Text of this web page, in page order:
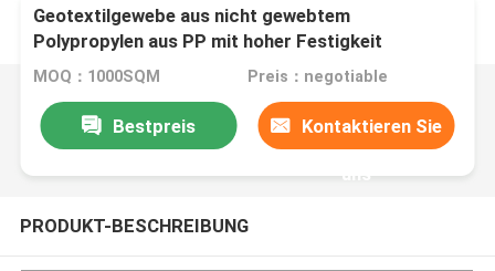
Geotextilgewebe aus nicht gewebtem
Polypropylen aus PP mit hoher Festigkeit
MOQ：1000SQM Preis：negotiable
Bestpreis Kontaktieren Sie
uns
PRODUKT-BESCHREIBUNG